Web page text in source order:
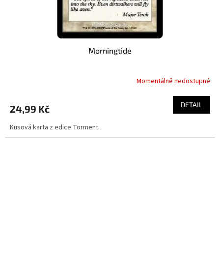
Morningtide
Momentálně nedostupné
24,99 Kč DETAIL
Kusová karta z edice Torment.